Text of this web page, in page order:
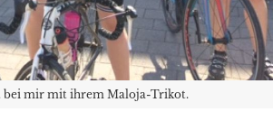
bei mir mit ihrem Maloja-Trikot.